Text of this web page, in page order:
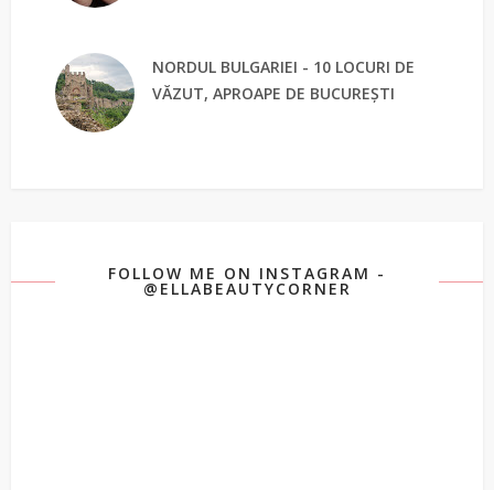
NORDUL BULGARIEI - 10 LOCURI DE
VĂZUT, APROAPE DE BUCUREȘTI
FOLLOW ME ON INSTAGRAM -
@ELLABEAUTYCORNER